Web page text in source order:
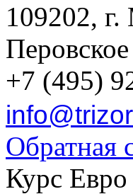
109202, г.
+7 (495)
Обратная
Курс